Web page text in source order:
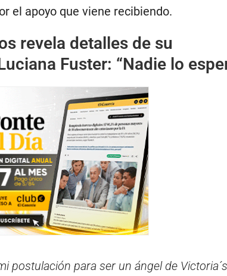
el apoyo que viene recibiendo.
revela detalles de su
Fuster: “Nadie lo
postulación para ser un ángel de